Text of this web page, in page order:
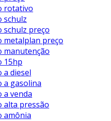
rotativo
schulz
schulz preço
metalplan preço
manutenção
15hp
a diesel
a gasolina
a venda
alta pressão
amônia